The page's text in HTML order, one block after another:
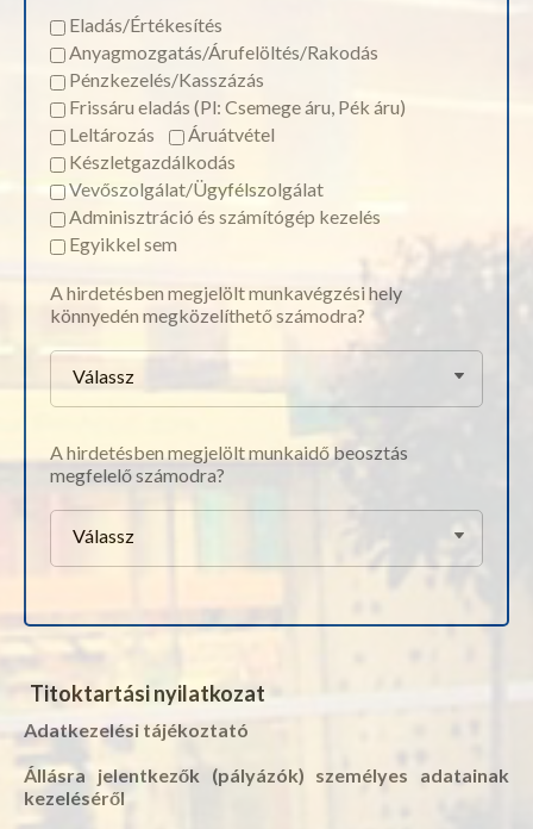
Eladás/Értékesítés
Anyagmozgatás/Árufelöltés/Rakodás
Pénzkezelés/Kasszázás
Frissáru eladás (Pl: Csemege áru, Pék áru)
Leltározás
Áruátvétel
Készletgazdálkodás
Vevőszolgálat/Ügyfélszolgálat
Adminisztráció és számítógép kezelés
Egyikkel sem
A hirdetésben megjelölt munkavégzési hely
könnyedén megközelíthető számodra?
Válassz
A hirdetésben megjelölt munkaidő beosztás
megfelelő számodra?
Válassz
Titoktartási nyilatkozat
Adatkezelési tájékoztató
Állásra jelentkezők (pályázók) személyes adatainak
kezeléséről